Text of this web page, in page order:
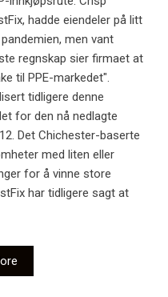
hadde eiendeler på litt
men vant
regnskap sier firmaet at
til PPE-markedet".
tidligere denne
for den nå nedlagte
Det Chichester-baserte
med liten eller
for å vinne store
har tidligere sagt at